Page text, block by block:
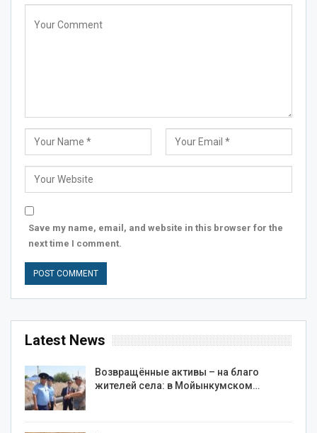
Save my name, email, and website in this browser for the
next time I comment.
Latest News
Возвращённые активы – на благо
жителей села: в Мойынкумском…